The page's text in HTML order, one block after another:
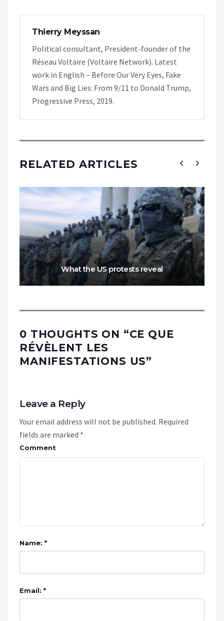
Thierry Meyssan
Political consultant, President-founder of the
Réseau Voltaire (Voltaire Network). Latest
work in English – Before Our Very Eyes, Fake
Wars and Big Lies: From 9/11 to Donald Trump,
Progressive Press, 2019.
RELATED ARTICLES
What the US protests reveal
0 THOUGHTS ON “CE QUE
RÉVÈLENT LES
MANIFESTATIONS US”
Leave a Reply
Your email address will not be published. Required
fields are marked *
Comment
Name: *
Email: *